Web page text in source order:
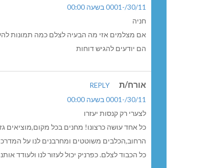
30/11/-0001 בשעה 00:00
חניה
אם מצלמים אזי מה הבעיה לצלם כמה תמונות
הם יודעים להגיש דוחות
אורח/ת
REPLY
30/11/-0001 בשעה 00:00
לצערי רק קנסות יעזרו
כל אחד עושה כרצונו! מחנים בכל מקום,מוציאים
הרחוב,הכלבים משוטטים ומחרבנים לנו על
כל הכבוד לצלם. כפרניק יכול לעזור לנו ולעודד